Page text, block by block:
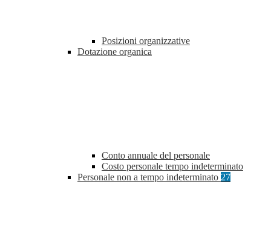
Posizioni organizzative
Dotazione organica
Conto annuale del personale
Costo personale tempo indeterminato
Personale non a tempo indeterminato 27